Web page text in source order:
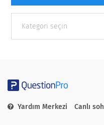
categories
Yardım Merkezi Canlı